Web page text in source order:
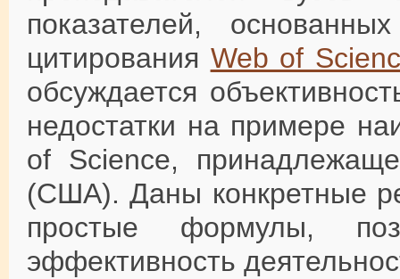
показателей,
цитирования Web of
обсуждается
недостатки на примере
of Science,
(США). Даны конкретные
простые формулы,
эффективность